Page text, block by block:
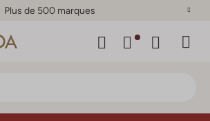
Plus de 500 marques